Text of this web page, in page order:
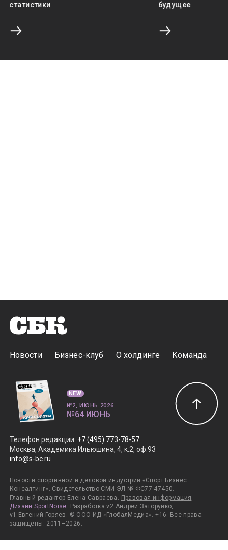
статистики
будущее
Новости Бизнес-клуб О холдинге Команда
Телефон редакции: +7 (495) 773-78-57
Москва, Академика Ильюшина, 4, к.2, оф.93
info@s-bc.ru
Новости спортивной и деловой индустрии «Спорт Бизнес
Консалтинг». Свидетельство СМИ ЭЛ № ФС77-47450.
Главный редактор Елена Савраева. Правовая информация.
Дизайн SportNoise. Разработка v2:Андрей Загоруйко,
v1:Евгений Горяев. © ООО ИД «ГлобалМедиа». +16. Все права
защищены. 2011–2026.
NEW
№2, ИЮНЬ 2026
№64 ИЮНЬ